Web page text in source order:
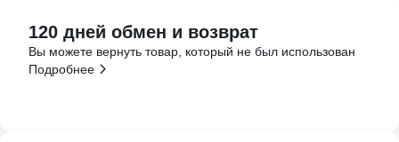
120 дней обмен и возврат
Вы можете вернуть товар, который не был использован
Подробнее